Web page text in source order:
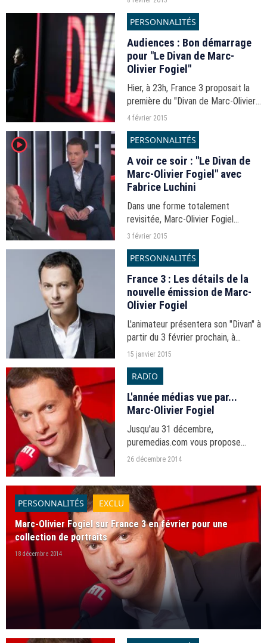
PERSONNALITÉS
Audiences : Bon démarrage
pour "Le Divan de Marc-
Olivier Fogiel"
Hier, à 23h, France 3 proposait la
première du "Divan de Marc-Olivier
Fogiel". La nouvelle émission, dont
rassemblé 819.000
téléspectateurs.
4 février 2015
player2 PERSONNALITÉS
A voir ce soir : "Le Divan de
Marc-Olivier Fogiel" avec
Fabrice Luchini
Dans une forme totalement
revisitée, Marc-Olivier Fogiel
ressuscite "Le Divan" d'Henry
3 février 2015
PERSONNALITÉS
France 3 : Les détails de la
nouvelle émission de Marc-
Olivier Fogiel
L'animateur présentera son "Divan" à
partir du 3 février prochain, à
23h05, sur France 3.
15 janvier 2015
RADIO
L'année médias vue par...
Marc-Olivier Fogiel
Jusqu'au 31 décembre,
puremedias.com vous propose
"L'année médias vue par...", votre
26 décembre 2014
PERSONNALITÉS
EXCLU
Marc-Olivier Fogiel sur France 3 en février pour une
collection de portraits
18 décembre 2014